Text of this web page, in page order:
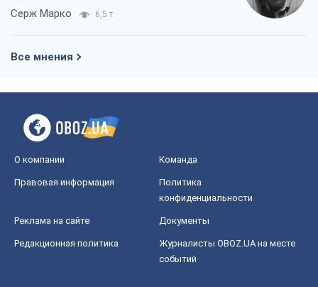
Серж Марко 6,5 т.
Все мнения
О компании Команда
Правовая информация
Политика
конфиденциальности
Реклама на сайте Документы
Редакционная политика
Журналисты OBOZ.UA на месте
событий